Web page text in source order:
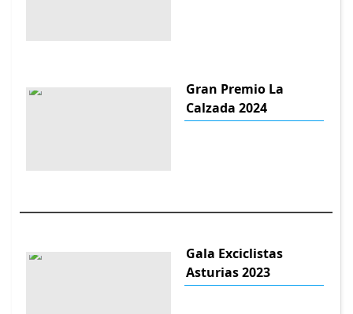
Gran Premio La
Calzada 2024
Gala Exciclistas
Asturias 2023